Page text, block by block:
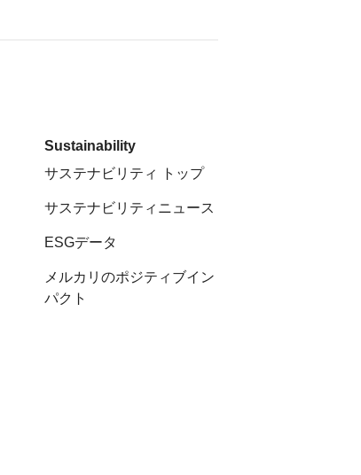
Sustainability
サステナビリティ トップ
サステナビリティニュース
ESGデータ
メルカリのポジティブイン
パクト